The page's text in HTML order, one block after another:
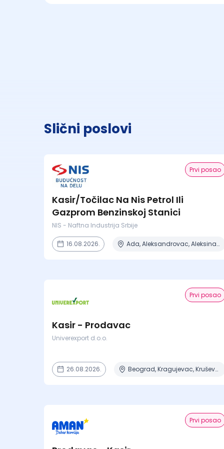
Slični poslovi
Prvi posao
Kasir/Točilac Na Nis Petrol Ili
Gazprom Benzinskoj Stanici
NIS - Naftna Industrija Srbije
16.08.2026. Ada, Aleksandrovac, Aleksinac, Alibunar, Apatin + 206 mesta
Prvi posao
Kasir - Prodavac
Univerexport d.o.o.
26.08.2026. Beograd, Kragujevac, Kruševac, Lazarevac, Mladenovac + 6 mesta
Prvi posao